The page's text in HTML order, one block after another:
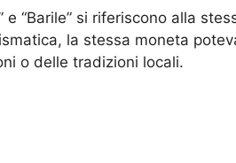
e “Barile” si riferiscono alla
la stessa moneta
o delle tradizioni locali.